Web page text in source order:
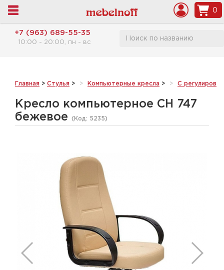
0
+7 (963) 689-55-35
10:00 - 20:00, пн - вс
Главная > Стулья > Компьютерные кресла > С
Кресло компьютерное CH 747
бежевое
(Код: 5235)